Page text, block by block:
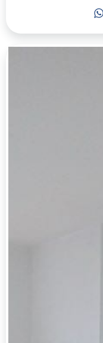
un entorno
profesionales de
institucional y el